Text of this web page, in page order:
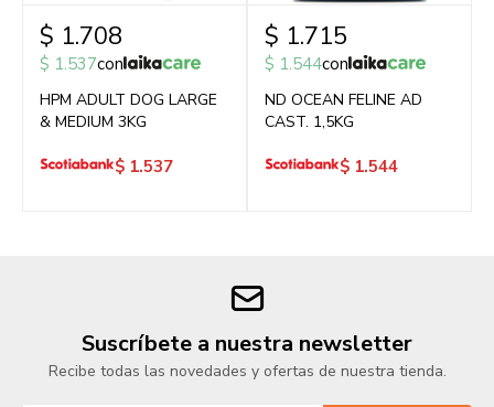
$ 1.708
$ 1.537con
HPM ADULT DOG LARGE
& MEDIUM 3KG
$ 1.537
$ 1.715
$ 1.544con
ND OCEAN FELINE AD
CAST. 1,5KG
$ 1.544
Suscríbete a nuestra newsletter
Recibe todas las novedades y ofertas de nuestra tienda.